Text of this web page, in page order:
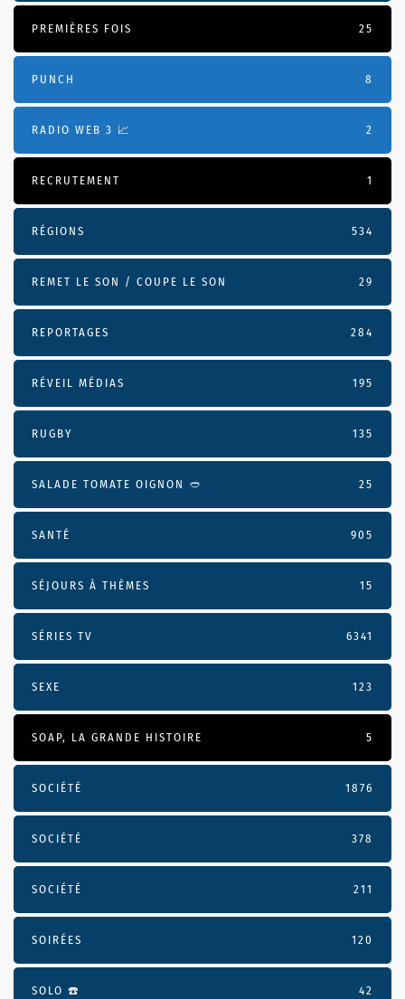
PREMIÈRES FOIS 25
PUNCH 8
RADIO WEB 3 📈 2
RECRUTEMENT 1
RÉGIONS 534
REMET LE SON / COUPE LE SON 29
REPORTAGES 284
RÉVEIL MÉDIAS 195
RUGBY 135
SALADE TOMATE OIGNON 🥙 25
SANTÉ 905
SÉJOURS À THÈMES 15
SÉRIES TV 6341
SEXE 123
SOAP, LA GRANDE HISTOIRE 5
SOCIÉTÉ 1876
SOCIÉTÉ 378
SOCIÉTÉ 211
SOIRÉES 120
SOLO ☎️ 42